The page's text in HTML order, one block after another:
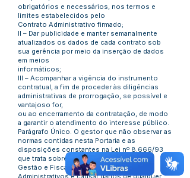
obrigatórios e necessários, nos termos e
limites estabelecidos pelo
Contrato Administrativo firmado;
II – Dar publicidade e manter semanalmente
atualizados os dados de cada contrato sob
sua gerência por meio da inserção de dados
em meios
informáticos;
III – Acompanhar a vigência do instrumento
contratual, a fim de proceder às diligências
administrativas de prorrogação, se possível e
vantajoso for,
ou ao encerramento da contratação, de modo
a garantir o atendimento do interesse público.
Parágrafo Único. O gestor que não observar as
normas contidas nesta Portaria e as
disposições constantes na Lei nº 8.666/93
que trata sobre
Gestão e Fiscalização de Contratos
Administrativos e causar danos de qualquer